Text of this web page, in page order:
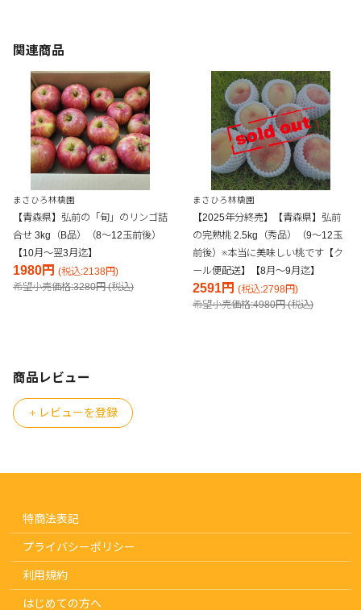
関連商品
まさひろ林檎園
【青森県】弘前の「旬」のリンゴ詰
合せ 3kg（B品）（8～12玉前後）
【10月～翌3月迄】
1980円 (税込:2138円)
希望小売価格:3280円 (税込)
まさひろ林檎園
【2025年分終売】【青森県】弘前
の完熟桃 2.5kg（秀品）（9～12玉
前後）※本当に美味しい桃です【ク
ール便配送】【8月～9月迄】
2591円 (税込:2798円)
希望小売価格:4980円 (税込)
商品レビュー
レビューを登録
特商法表記
プライバシーポリシー
利用規約
はじめての方へ